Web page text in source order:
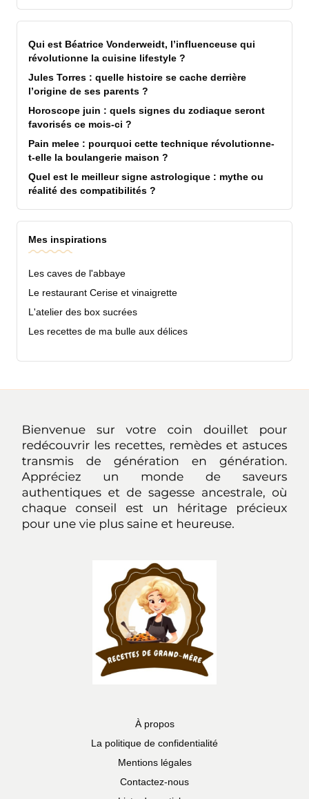
Qui est Béatrice Vonderweidt, l’influenceuse qui
révolutionne la cuisine lifestyle ?
Jules Torres : quelle histoire se cache derrière
l’origine de ses parents ?
Horoscope juin : quels signes du zodiaque seront
favorisés ce mois-ci ?
Pain melee : pourquoi cette technique révolutionne-
t-elle la boulangerie maison ?
Quel est le meilleur signe astrologique : mythe ou
réalité des compatibilités ?
Mes inspirations
Les caves de l'abbaye
Le restaurant Cerise et vinaigrette
L'atelier des box sucrées
Les recettes de ma bulle aux délices
À propos
La politique de confidentialité
Mentions légales
Contactez-nous